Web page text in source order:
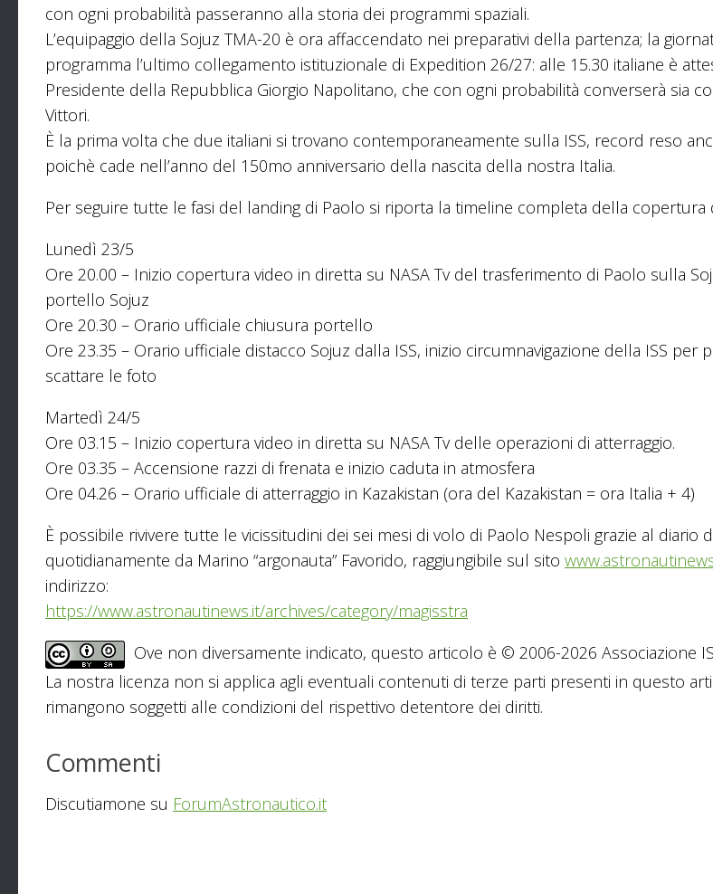
con ogni probabilità passeranno alla storia dei programmi spaziali.
L’equipaggio della Sojuz TMA-20 è ora affaccendato nei preparativi della partenza; la
programma l’ultimo collegamento istituzionale di Expedition 26/27: alle 15.30 italiane è
Presidente della Repubblica Giorgio Napolitano, che con ogni probabilità converserà sia
Vittori.
È la prima volta che due italiani si trovano contemporaneamente sulla ISS, record reso
poichè cade nell’anno del 150mo anniversario della nascita della nostra Italia.
Per seguire tutte le fasi del landing di Paolo si riporta la timeline completa della copertura
Lunedì 23/5
Ore 20.00 – Inizio copertura video in diretta su NASA Tv del trasferimento di Paolo sulla
portello Sojuz
Ore 20.30 – Orario ufficiale chiusura portello
Ore 23.35 – Orario ufficiale distacco Sojuz dalla ISS, inizio circumnavigazione della ISS per
scattare le foto
Martedì 24/5
Ore 03.15 – Inizio copertura video in diretta su NASA Tv delle operazioni di atterraggio.
Ore 03.35 – Accensione razzi di frenata e inizio caduta in atmosfera
Ore 04.26 – Orario ufficiale di atterraggio in Kazakistan (ora del Kazakistan = ora Italia + 4)
È possibile rivivere tutte le vicissitudini dei sei mesi di volo di Paolo Nespoli grazie al diario
quotidianamente da Marino “argonauta” Favorido, raggiungibile sul sito
indirizzo:
https://www.astronautinews.it/archives/category/magisstra
Ove non diversamente indicato, questo articolo è © 2006-2026 Associazione
La nostra licenza non si applica agli eventuali contenuti di terze parti presenti in questo
rimangono soggetti alle condizioni del rispettivo detentore dei diritti.
Commenti
Discutiamone su ForumAstronautico.it